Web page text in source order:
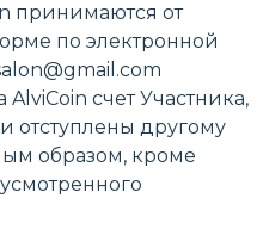
принимаются от
по электронной
счет Участника,
отступлены другому
образом, кроме